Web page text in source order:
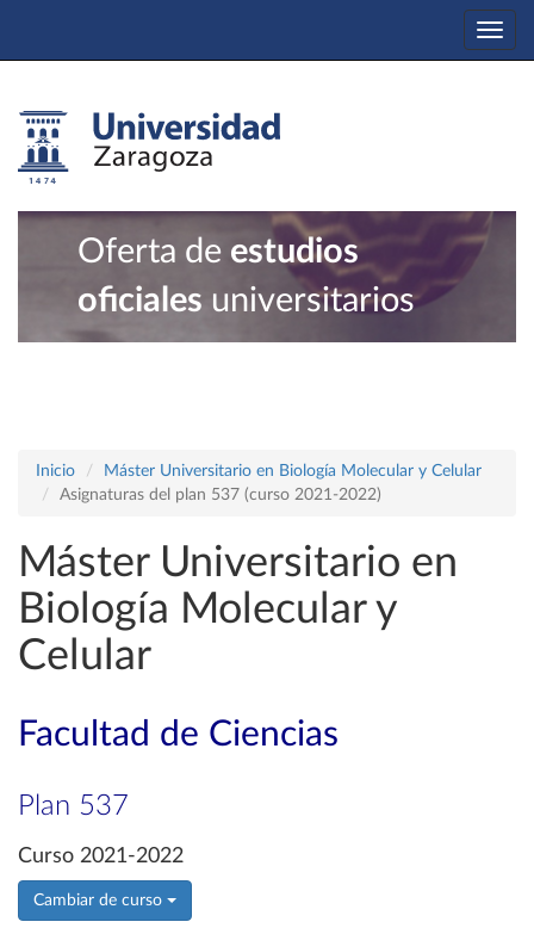
Oferta de estudios
oficiales universitarios
Inicio
Máster Universitario en Biología Molecular y Celular
Asignaturas del plan 537 (curso 2021-2022)
Máster Universitario en
Biología Molecular y
Celular
Facultad de Ciencias
Plan 537
Curso 2021-2022
Cambiar de curso